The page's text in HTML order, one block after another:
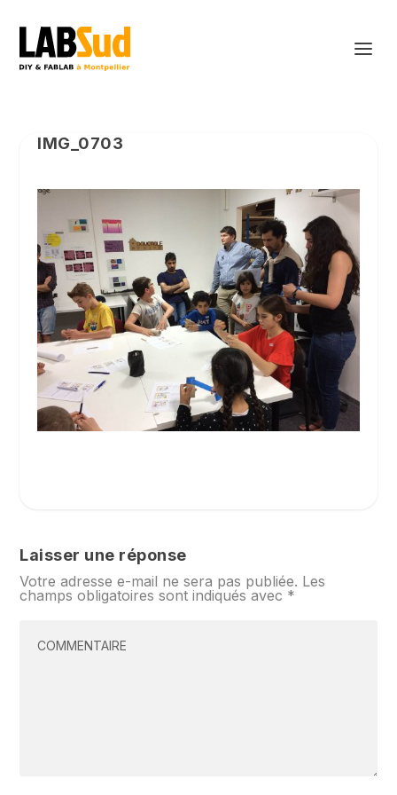
IMG_0703
Laisser une réponse
Votre adresse e-mail ne sera pas publiée. Les
champs obligatoires sont indiqués avec *